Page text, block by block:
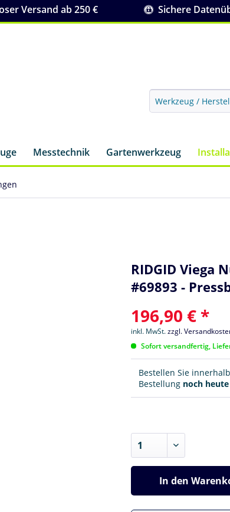
Versand ab 250 € Sichere
Messtechnik Gartenwerkzeug
RIDGID Viega
#69893 -
196,90 € *
inkl. MwSt.zzgl.
Sofort versandfertig,
Bestellen Sie
Bestellung noch heute
In den